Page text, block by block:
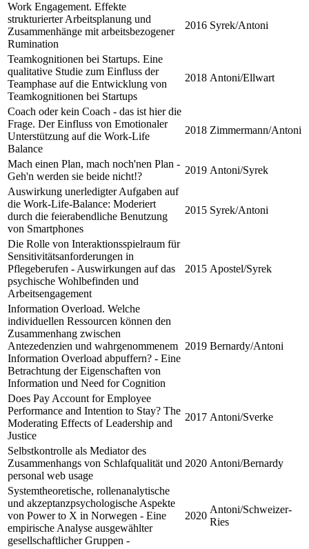
Work Engagement. Effekte
strukturierter Arbeitsplanung und
Zusammenhänge mit arbeitsbezogener
Rumination
2016 Syrek/Antoni
Teamkognitionen bei Startups. Eine
qualitative Studie zum Einfluss der
Teamphase auf die Entwicklung von
Teamkognitionen bei Startups
2018 Antoni/Ellwart
Coach oder kein Coach - das ist hier die
Frage. Der Einfluss von Emotionaler
Unterstützung auf die Work-Life
Balance
2018 Zimmermann/Antoni
Mach einen Plan, mach noch'nen Plan -
Geh'n werden sie beide nicht!?
2019 Antoni/Syrek
Auswirkung unerledigter Aufgaben auf
die Work-Life-Balance: Moderiert
durch die feierabendliche Benutzung
von Smartphones
2015 Syrek/Antoni
Die Rolle von Interaktionsspielraum für
Sensitivitätsanforderungen in
Pflegeberufen - Auswirkungen auf das
psychische Wohlbefinden und
Arbeitsengagement
2015 Apostel/Syrek
Information Overload. Welche
individuellen Ressourcen können den
Zusammenhang zwischen
Antezedenzien und wahrgenommenem
Information Overload abpuffern? - Eine
Betrachtung der Eigenschaften von
Information und Need for Cognition
2019 Bernardy/Antoni
Does Pay Account for Employee
Performance and Intention to Stay? The
Moderating Effects of Leadership and
Justice
2017 Antoni/Sverke
Selbstkontrolle als Mediator des
Zusammenhangs von Schlafqualität und
personal web usage
2020 Antoni/Bernardy
Systemtheoretische, rollenanalytische
und akzeptanzpsychologische Aspekte
von Power to X in Norwegen - Eine
empirische Analyse ausgewählter
gesellschaftlicher Gruppen -
2020
Antoni/Schweizer-
Ries